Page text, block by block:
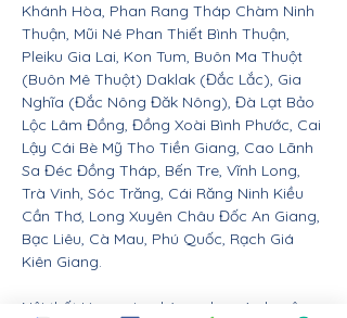
Khánh Hòa, Phan Rang Tháp Chàm Ninh
Thuận, Mũi Né Phan Thiết Bình Thuận,
Pleiku Gia Lai, Kon Tum, Buôn Ma Thuột
(Buôn Mê Thuột) Daklak (Đắc Lắc), Gia
Nghĩa (Đắc Nông Đăk Nông), Đà Lạt Bảo
Lộc Lâm Đồng, Đồng Xoài Bình Phước, Cai
Lậy Cái Bè Mỹ Tho Tiền Giang, Cao Lãnh
Sa Đéc Đồng Tháp, Bến Tre, Vĩnh Long,
Trà Vinh, Sóc Trăng, Cái Răng Ninh Kiều
Cần Thơ, Long Xuyên Châu Đốc An Giang,
Bạc Liêu, Cà Mau, Phú Quốc, Rạch Giá
Kiên Giang.
Nội thất Linco giao hàng cho các huyện,